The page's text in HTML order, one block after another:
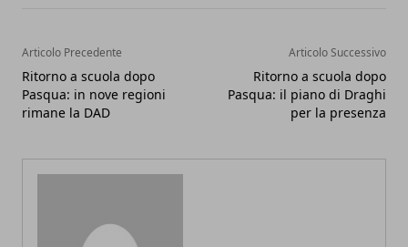
Articolo Precedente
Ritorno a scuola dopo
Pasqua: in nove regioni
rimane la DAD
Articolo Successivo
Ritorno a scuola dopo
Pasqua: il piano di Draghi
per la presenza